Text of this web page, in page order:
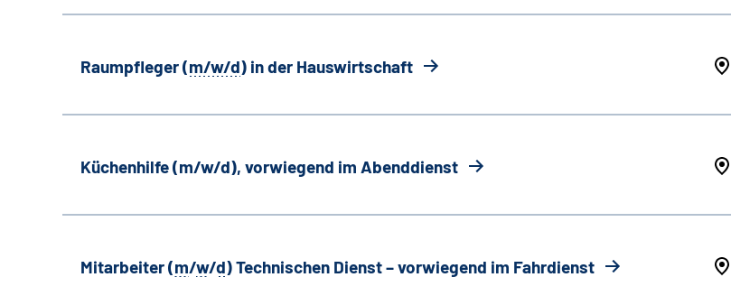
Raumpfleger (m/w/d) in der Hauswirtschaft
Küchenhilfe (m/w/d), vorwiegend im Abenddienst
Mitarbeiter (m/w/d) Technischen Dienst – vorwiegend im Fahrdienst